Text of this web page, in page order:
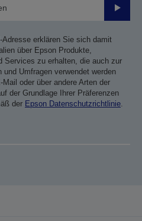
erklären Sie sich damit
über Epson Produkte,
Services zu erhalten, die auch zur
Umfragen verwendet werden
oder über andere Arten der
der Grundlage Ihrer Präferenzen
der Epson Datenschutzrichtlinie